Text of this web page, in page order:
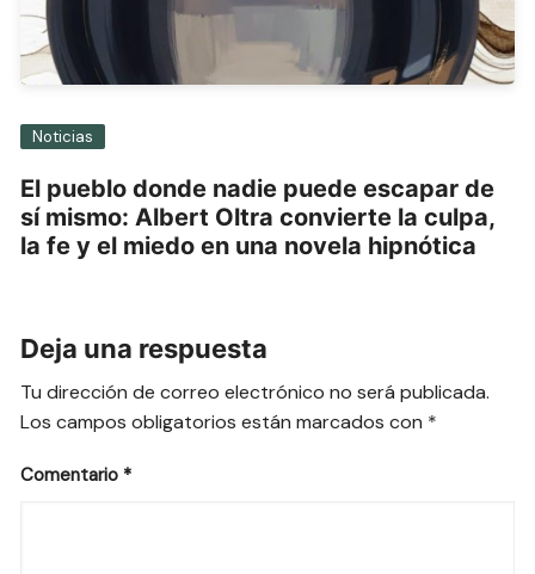
Noticias
El pueblo donde nadie puede escapar de
sí mismo: Albert Oltra convierte la culpa,
la fe y el miedo en una novela hipnótica
Deja una respuesta
Tu dirección de correo electrónico no será publicada.
Los campos obligatorios están marcados con *
Comentario *